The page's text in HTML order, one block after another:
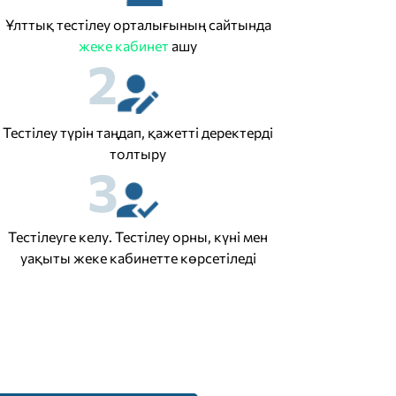
Ұлттық тестілеу орталығының сайтында
жеке кабинет ашу
2
Тестілеу түрін таңдап, қажетті деректерді
толтыру
3
Тестілеуге келу. Тестілеу орны, күні мен
уақыты жеке кабинетте көрсетіледі